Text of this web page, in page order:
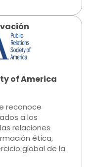
of America
reconoce
a los
relaciones
ética,
global de la